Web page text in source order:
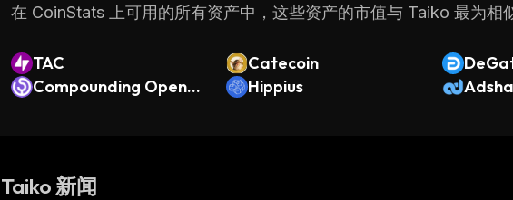
在 CoinStats 上可用的所有资产中，这些资产的市值与 Taiko 最为相
TAC Catecoin
Compounding OpenD
Hippius
Taiko 新闻